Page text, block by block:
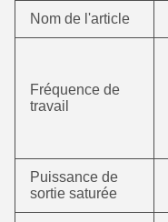
Nom de l'article
Fréquence de
travail
Puissance de
sortie saturée